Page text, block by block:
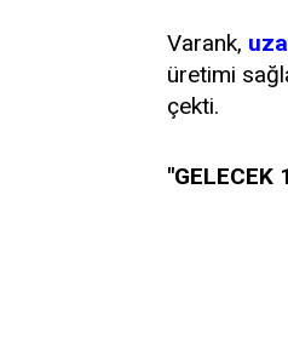
Varank,
üretimi
çekti.
"GELECEK